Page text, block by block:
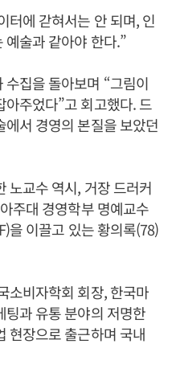
터에 갇혀서는 안 되며, 인
술과 같아야 한다.”
집을 돌아보며 “그림이
주었다”고 회고했다. 드
서 경영의 본질을 보았던
노교수 역시, 거장 드러커
주대 경영학부 명예교수
을 이끌고 있는 황의록(78)
소비자학회 회장, 한국마
과 유통 분야의 저명한
현장으로 출근하며 국내